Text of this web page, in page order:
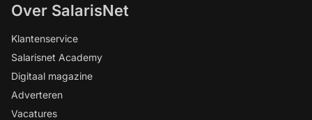
Over SalarisNet
Klantenservice
Salarisnet Academy
Digitaal magazine
Adverteren
Vacatures